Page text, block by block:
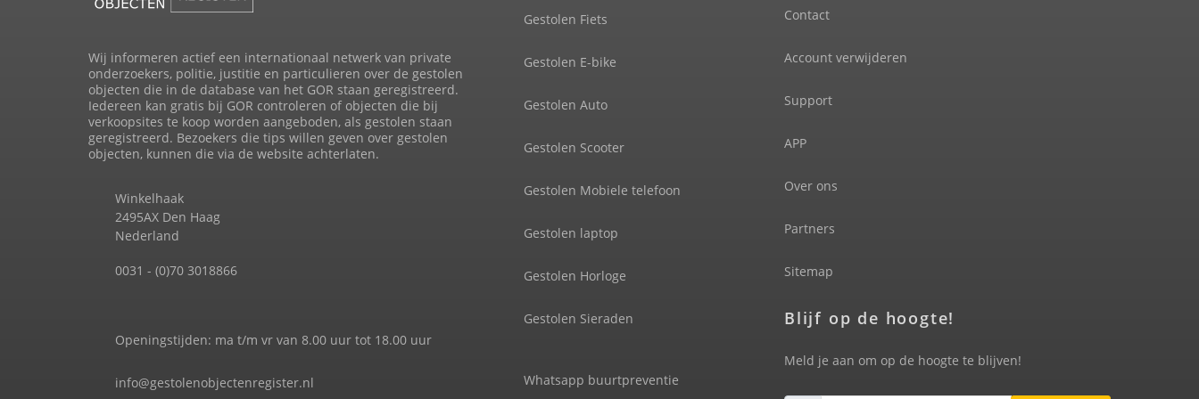
Wij informeren actief een internationaal netwerk van private
onderzoekers, politie, justitie en particulieren over de gestolen
objecten die in de database van het GOR staan geregistreerd.
Iedereen kan gratis bij GOR controleren of objecten die bij
verkoopsites te koop worden aangeboden, als gestolen staan
geregistreerd. Bezoekers die tips willen geven over gestolen
objecten, kunnen die via de website achterlaten.
Winkelhaak
2495AX Den Haag
Nederland
0031 - (0)70 3018866
Openingstijden: ma t/m vr van 8.00 uur tot 18.00 uur
info@gestolenobjectenregister.nl
Gestolen Fiets
Gestolen E-bike
Gestolen Auto
Gestolen Scooter
Gestolen Mobiele telefoon
Gestolen laptop
Gestolen Horloge
Gestolen Sieraden
Whatsapp buurtpreventie
Contact
Account verwijderen
Support
APP
Over ons
Partners
Sitemap
Blijf op de hoogte!
Meld je aan om op de hoogte te blijven!